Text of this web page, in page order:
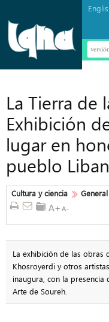
La Tierra de
Exhibición
lugar en
pueblo
Cultura y ciencia General
La exhibición de las obras
Khosroyerdi y otros
inaugura, con la
Arte de Soureh.